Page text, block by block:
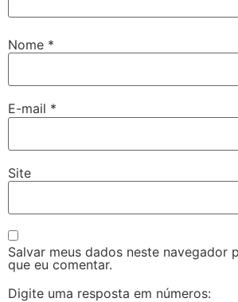
Nome *
E-mail *
Site
Salvar meus dados neste navegador
que eu comentar.
Digite uma resposta em números: